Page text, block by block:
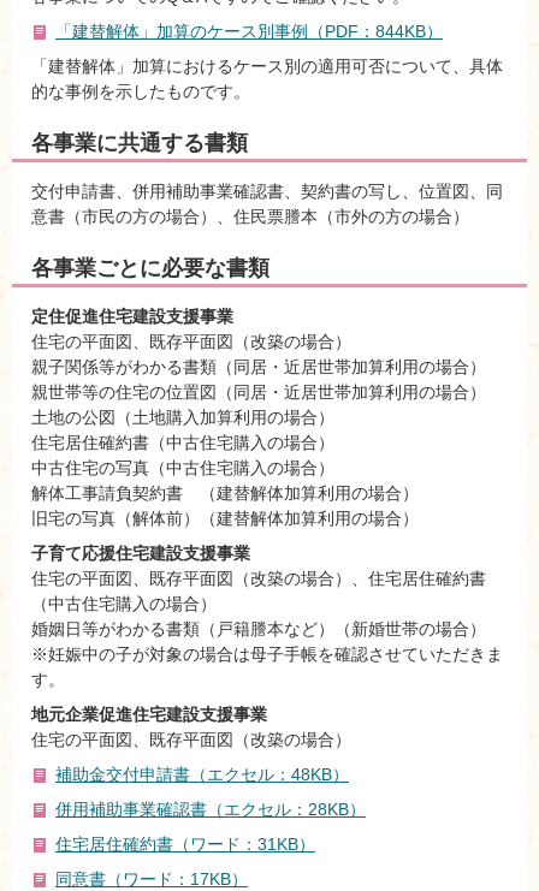
「建替解体」加算のケース別事例（PDF：844KB）
「建替解体」加算におけるケース別の適用可否について、具体
的な事例を示したものです。
各事業に共通する書類
交付申請書、併用補助事業確認書、契約書の写し、位置図、同
意書（市民の方の場合）、住民票謄本（市外の方の場合）
各事業ごとに必要な書類
定住促進住宅建設支援事業
住宅の平面図、既存平面図（改築の場合）
親子関係等がわかる書類（同居・近居世帯加算利用の場合）
親世帯等の住宅の位置図（同居・近居世帯加算利用の場合）
土地の公図（土地購入加算利用の場合）
住宅居住確約書（中古住宅購入の場合）
中古住宅の写真（中古住宅購入の場合）
解体工事請負契約書 （建替解体加算利用の場合）
旧宅の写真（解体前）（建替解体加算利用の場合）
子育て応援住宅建設支援事業
住宅の平面図、既存平面図（改築の場合）、住宅居住確約書
（中古住宅購入の場合）
婚姻日等がわかる書類（戸籍謄本など）（新婚世帯の場合）
※妊娠中の子が対象の場合は母子手帳を確認させていただきま
す。
地元企業促進住宅建設支援事業
住宅の平面図、既存平面図（改築の場合）
補助金交付申請書（エクセル：48KB）
併用補助事業確認書（エクセル：28KB）
住宅居住確約書（ワード：31KB）
同意書（ワード：17KB）